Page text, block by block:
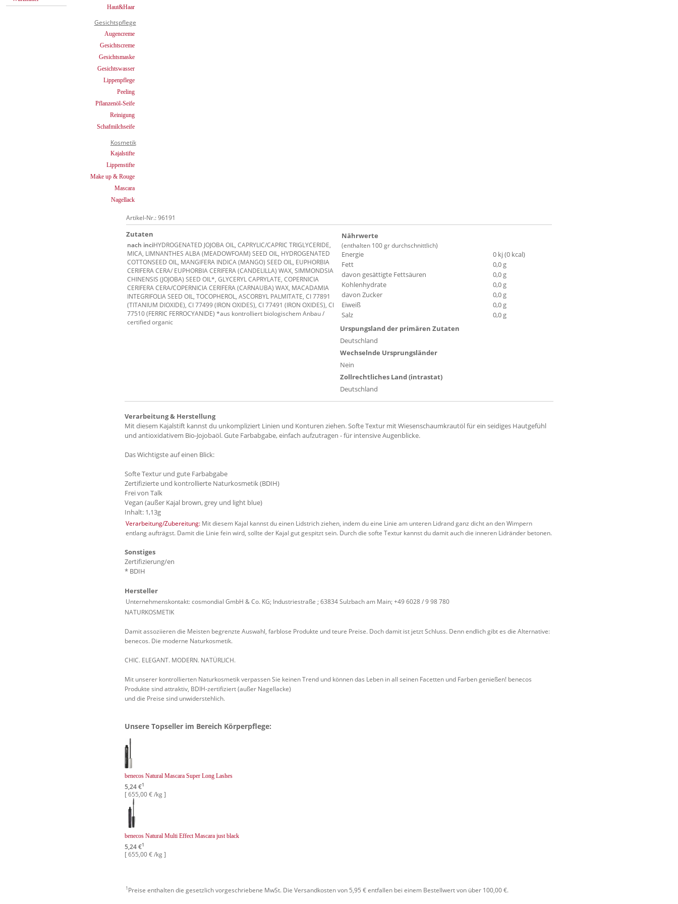
Haut&Haar
Gesichtspflege
Augencreme
Gesichtscreme
Gesichtsmaske
Gesichtswasser
Lippenpflege
Peeling
Pflanzenöl-Seife
Reinigung
Schafmilchseife
Kosmetik
Kajalstifte
Lippenstifte
Make up & Rouge
Mascara
Nagellack
Artikel-Nr.: 96191
Zutaten
nach inciHYDROGENATED JOJOBA OIL, CAPRYLIC/CAPRIC TRIGLYCERIDE,
MICA, LIMNANTHES ALBA (MEADOWFOAM) SEED OIL, HYDROGENATED
COTTONSEED OIL, MANGIFERA INDICA (MANGO) SEED OIL, EUPHORBIA
CERIFERA CERA/ EUPHORBIA CERIFERA (CANDELILLA) WAX, SIMMONDSIA
CHINENSIS (JOJOBA) SEED OIL*, GLYCERYL CAPRYLATE, COPERNICIA
CERIFERA CERA/COPERNICIA CERIFERA (CARNAUBA) WAX, MACADAMIA
INTEGRIFOLIA SEED OIL, TOCOPHEROL, ASCORBYL PALMITATE, CI 77891
(TITANIUM DIOXIDE), CI 77499 (IRON OXIDES), CI 77491 (IRON OXIDES), CI
77510 (FERRIC FERROCYANIDE) *aus kontrolliert biologischem Anbau /
certified organic
Nährwerte
(enthalten 100 gr durchschnittlich)
Energie
0 kj (0 kcal)
Fett
0,0 g
davon gesättigte Fettsäuren
0,0 g
Kohlenhydrate
0,0 g
davon Zucker
0,0 g
Eiweiß
0,0 g
Salz
0,0 g
Urspungsland der primären Zutaten
Deutschland
Wechselnde Ursprungsländer
Nein
Zollrechtliches Land (intrastat)
Deutschland
Verarbeitung & Herstellung
Mit diesem Kajalstift kannst du unkompliziert Linien und Konturen ziehen. Softe Textur mit Wiesenschaumkrautöl für ein seidiges Hautgefühl
und antioxidativem Bio-Jojobaöl. Gute Farbabgabe, einfach aufzutragen - für intensive Augenblicke.
Das Wichtigste auf einen Blick:
Softe Textur und gute Farbabgabe
Zertifizierte und kontrollierte Naturkosmetik (BDIH)
Frei von Talk
Vegan (außer Kajal brown, grey und light blue)
Inhalt: 1,13g
Verarbeitung/Zubereitung: Mit diesem Kajal kannst du einen Lidstrich ziehen, indem du eine Linie am unteren Lidrand ganz dicht an den Wimpern
entlang aufträgst. Damit die Linie fein wird, sollte der Kajal gut gespitzt sein. Durch die softe Textur kannst du damit auch die inneren Lidränder betonen.
Sonstiges
Zertifizierung/en
* BDIH
Hersteller
Unternehmenskontakt: cosmondial GmbH & Co. KG; Industriestraße ; 63834 Sulzbach am Main; +49 6028 / 9 98 78­0
NATURKOSMETIK
Damit assoziieren die Meisten begrenzte Auswahl, farblose Produkte und teure Preise. Doch damit ist jetzt Schluss. Denn endlich gibt es die Alternative:
benecos. Die moderne Naturkosmetik.
CHIC. ELEGANT. MODERN. NATÜRLICH.
Mit unserer kontrollierten Naturkosmetik verpassen Sie keinen Trend und können das Leben in all seinen Facetten und Farben genießen! benecos
Produkte sind attraktiv, BDIH-zertifiziert (außer Nagellacke)
und die Preise sind unwiderstehlich.
Unsere Topseller im Bereich Körperpflege:
benecos Natural Mascara Super Long Lashes
5,24 €1
[ 655,00 € /kg ]
benecos Natural Multi Effect Mascara just black
5,24 €1
[ 655,00 € /kg ]
1 Preise enthalten die gesetzlich vorgeschriebene MwSt. Die Versandkosten von 5,95 € entfallen bei einem Bestellwert von über 100,00 €.